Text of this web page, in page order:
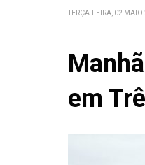
TERÇA-FEIRA, 02
em